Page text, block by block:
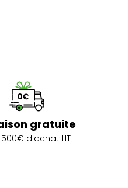
gratuite
d'achat HT